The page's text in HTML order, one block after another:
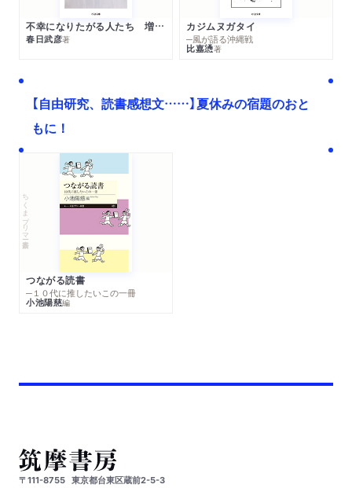
不幸になりたがる人たち 増補新版
春日武彦著
カジムヌガタイ
─風が語る沖縄戦
比嘉慂著
【自由研究、読書感想文……】夏休みの宿題のおと
もに！
ちくまプリマー新書
つながる読書
─１０代に推したいこの一冊
小池陽慈編
〒111-8755 東京都台東区蔵前2-5-3